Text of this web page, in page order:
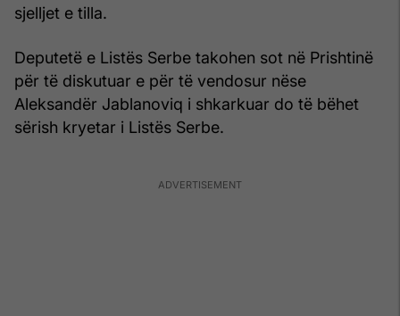
sjelljet e tilla.
Deputetë e Listës Serbe takohen sot në Prishtinë
për të diskutuar e për të vendosur nëse
Aleksandër Jablanoviq i shkarkuar do të bëhet
sërish kryetar i Listës Serbe.